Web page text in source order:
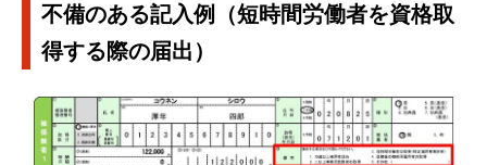
不備のある記入例（短時間労働者を資格取
得する際の届出）